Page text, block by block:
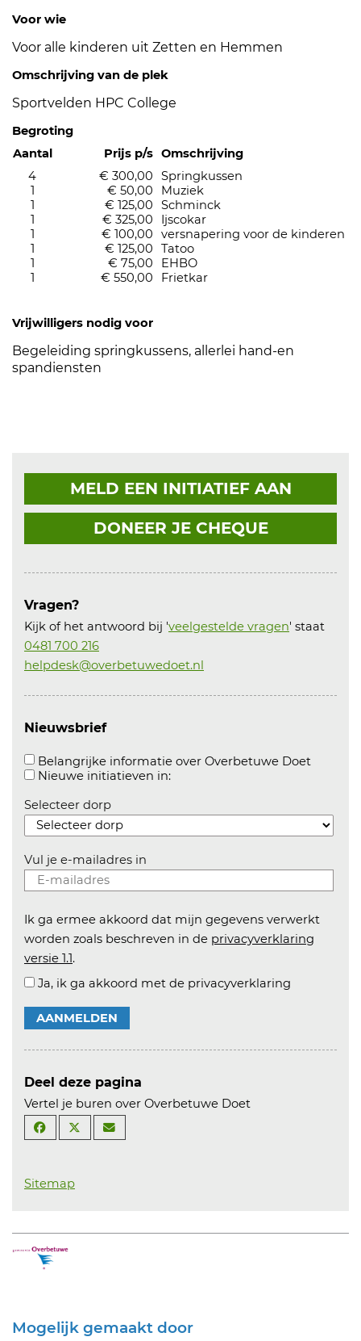
Voor wie
Voor alle kinderen uit Zetten en Hemmen
Omschrijving van de plek
Sportvelden HPC College
Begroting
Aantal
Prijs p/s Omschrijving
4
€ 300,00
Springkussen
1
€ 50,00
Muziek
1
€ 125,00
Schminck
1
€ 325,00
Ijscokar
1
€ 100,00
versnapering voor de kinderen
1
€ 125,00
Tatoo
1
€ 75,00
EHBO
1
€ 550,00 Frietkar
Vrijwilligers nodig voor
Begeleiding springkussens, allerlei hand-en
spandiensten
MELD EEN INITIATIEF AAN
DONEER JE CHEQUE
Vragen?
Kijk of het antwoord bij 'veelgestelde vragen' staat
0481 700 216
helpdesk@overbetuwedoet.nl
Nieuwsbrief
Belangrijke informatie over Overbetuwe Doet
Nieuwe initiatieven in:Aanvinken om informatie over
Selecteer dorp
Vul je e-mailadres in
Ik ga ermee akkoord dat mijn gegevens verwerkt
worden zoals beschreven in de privacyverklaring
versie 1.1.
Ja, ik ga akkoord met de privacyverklaring
AANMELDEN
Deel deze pagina
Vertel je buren over Overbetuwe Doet
Sitemap
Mogelijk gemaakt door